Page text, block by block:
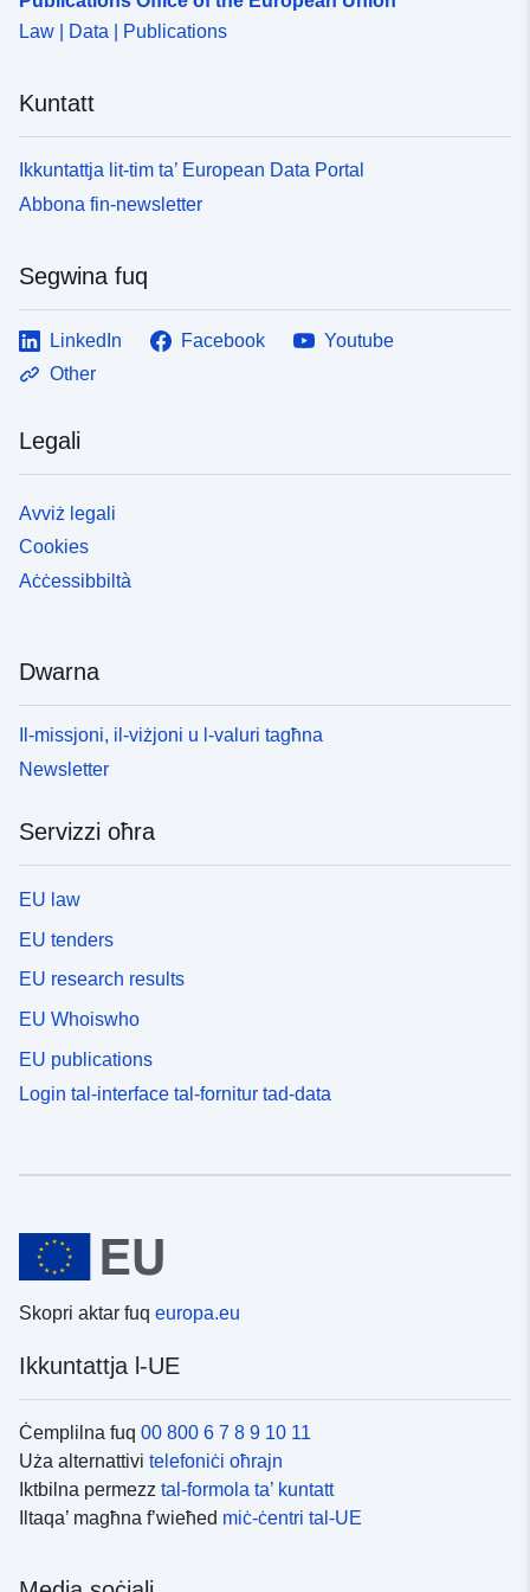
Law | Data | Publications
Kuntatt
Ikkuntattja lit-tim ta’ European Data Portal
Abbona fin-newsletter
Segwina fuq
LinkedIn Facebook
Youtube
Other
Legali
Avviż legali
Cookies
Aċċessibbiltà
Dwarna
Il-missjoni, il-viżjoni u l-valuri tagħna
Newsletter
Servizzi oħra
EU law
EU tenders
EU research results
EU Whoiswho
EU publications
Login tal-interface tal-fornitur tad-data
Skopri aktar fuq europa.eu
Ikkuntattja l-UE
Ċemplilna fuq 00 800 6 7 8 9 10 11
Uża alternattivi telefoniċi oħrajn
Iktbilna permezz tal-formola ta’ kuntatt
Iltaqa’ magħna f’wieħed miċ-ċentri tal-UE